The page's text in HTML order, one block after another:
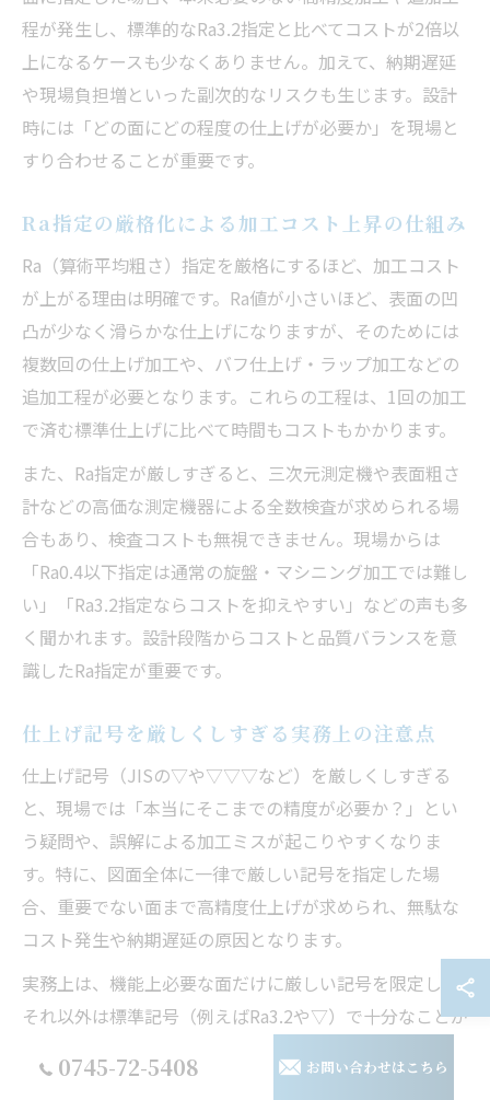
程が発生し、標準的なRa3.2指定と比べてコストが2倍以
上になるケースも少なくありません。加えて、納期遅延
や現場負担増といった副次的なリスクも生じます。設計
時には「どの面にどの程度の仕上げが必要か」を現場と
すり合わせることが重要です。
Ra指定の厳格化による加工コスト上昇の仕組み
Ra（算術平均粗さ）指定を厳格にするほど、加工コスト
が上がる理由は明確です。Ra値が小さいほど、表面の凹
凸が少なく滑らかな仕上げになりますが、そのためには
複数回の仕上げ加工や、バフ仕上げ・ラップ加工などの
追加工程が必要となります。これらの工程は、1回の加工
で済む標準仕上げに比べて時間もコストもかかります。
また、Ra指定が厳しすぎると、三次元測定機や表面粗さ
計などの高価な測定機器による全数検査が求められる場
合もあり、検査コストも無視できません。現場からは
「Ra0.4以下指定は通常の旋盤・マシニング加工では難し
い」「Ra3.2指定ならコストを抑えやすい」などの声も多
く聞かれます。設計段階からコストと品質バランスを意
識したRa指定が重要です。
仕上げ記号を厳しくしすぎる実務上の注意点
仕上げ記号（JISの▽や▽▽▽など）を厳しくしすぎる
と、現場では「本当にそこまでの精度が必要か？」とい
う疑問や、誤解による加工ミスが起こりやすくなりま
す。特に、図面全体に一律で厳しい記号を指定した場
合、重要でない面まで高精度仕上げが求められ、無駄な
コスト発生や納期遅延の原因となります。
実務上は、機能上必要な面だけに厳しい記号を限定し、
それ以外は標準記号（例えばRa3.2や▽）で十分なことが
たため、予算オーバーになった」「加工現場から再見積
0745-72-5408 お問い合わせはこちら